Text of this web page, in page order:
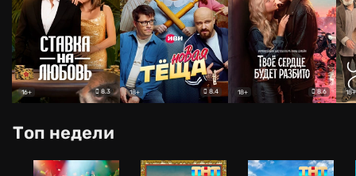
16+ 8.3 18+ 8.4 18+ 8.6 18+
Топ недели